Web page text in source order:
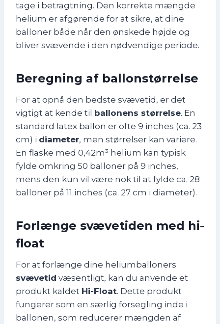
tage i betragtning. Den korrekte mængde
helium er afgørende for at sikre, at dine
balloner både når den ønskede højde og
bliver svævende i den nødvendige periode.
Beregning af ballonstørrelse
For at opnå den bedste svævetid, er det
vigtigt at kende til ballonens størrelse. En
standard latex ballon er ofte 9 inches (ca. 23
cm) i diameter, men størrelser kan variere.
En flaske med 0,42m³ helium kan typisk
fylde omkring 50 balloner på 9 inches,
mens den kun vil være nok til at fylde ca. 28
balloner på 11 inches (ca. 27 cm i diameter).
Forlænge svævetiden med hi-
float
For at forlænge dine heliumballoners
svævetid væsentligt, kan du anvende et
produkt kaldet Hi-Float. Dette produkt
fungerer som en særlig forsegling inde i
ballonen, som reducerer mængden af